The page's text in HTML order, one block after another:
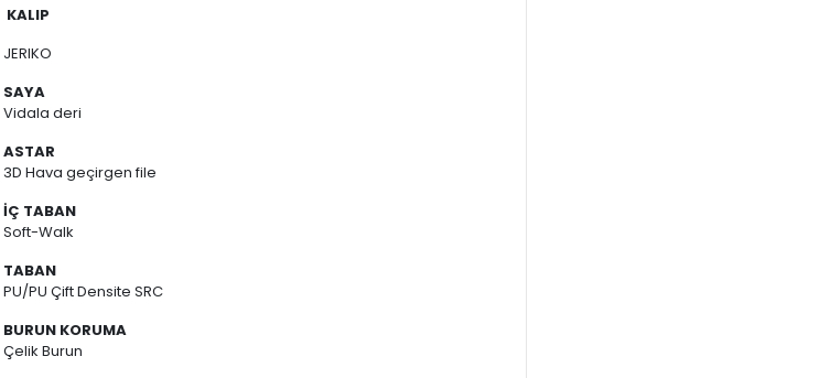
KALIP
JERIKO
SAYA
Vidala deri
ASTAR
3D Hava geçirgen file
İÇ TABAN
Soft-Walk
TABAN
PU/PU Çift Densite SRC
BURUN KORUMA
Çelik Burun